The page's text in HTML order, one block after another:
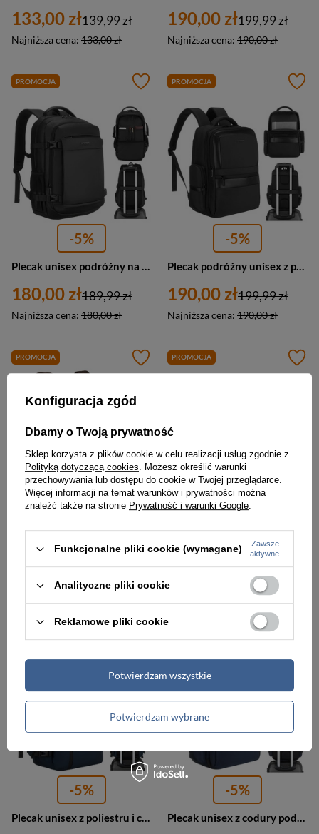
133,00 zł
Najniższa cena: 133,00 zł
139,99 zł 190,00 zł
Najniższa cena: 190,00 zł
199,99 zł
PROMOCJA
-5%
Plecak unisex podróżny na laptopa z syntetyku Peterson HY242 duży czarny
180,00 zł
Najniższa cena: 180,00 zł
189,99 zł
PROMOCJA
-5%
Plecak podróżny unisex z poliestru i cordury Peterson HY243 duży czarny
190,00 zł
Najniższa cena: 190,00 zł
199,99 zł
PROMOCJA
-5%
133,00 zł
Najniższa cena:133,00 zł
139,99 zł
PROMOCJA
-5%
180,00 zł
Najniższa cena: 180,00 zł
189,99 zł
-5%
Plecak unisex z poliestru i cordury podróżny Peterson HY241 duży granatowy
-5%
Plecak unisex z codury podróżny z kieszenią na laptopa Peterson HY243 granatowy
Konfiguracja zgód
Dbamy o Twoją prywatność
Sklep korzysta z plików cookie w celu realizacji usług zgodnie z
Polityką dotyczącą cookies. Możesz określić warunki
przechowywania lub dostępu do cookie w Twojej przeglądarce.
Więcej informacji na temat warunków i prywatności można
znaleźć także na stronie Prywatność i warunki Google.
Funkcjonalne pliki cookie (wymagane)
Zawsze
aktywne
Analityczne pliki cookie
Reklamowe pliki cookie
Potwierdzam wybrane
Potwierdzam wszystkie